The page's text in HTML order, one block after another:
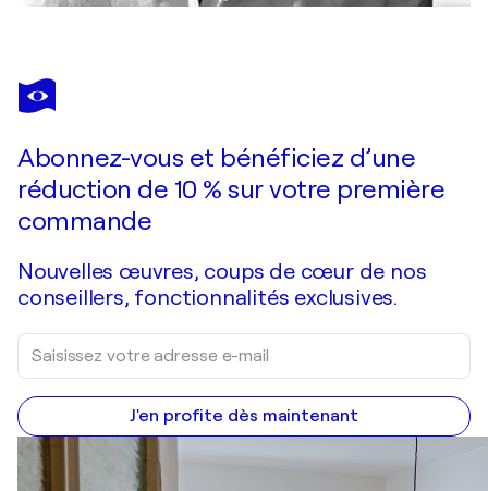
Abonnez-vous et bénéficiez d’une
réduction de 10 % sur votre première
commande
Nouvelles œuvres, coups de cœur de nos
conseillers, fonctionnalités exclusives.
J'en profite dès maintenant